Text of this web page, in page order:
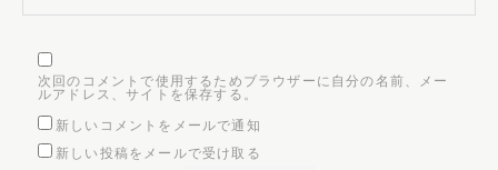
次回のコメントで使用するためブラウザーに自分の名前、メー
ルアドレス、サイトを保存する。
新しいコメントをメールで通知
新しい投稿をメールで受け取る